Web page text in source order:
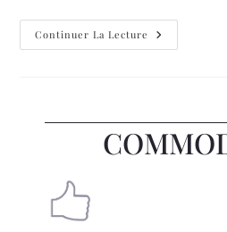
Continuer La Lecture